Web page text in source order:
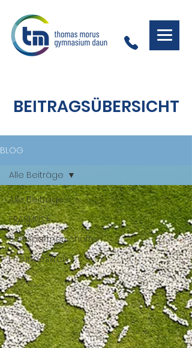
BEITRAGSÜBERSICHT
BLOG
Alle Beiträge
ERASMUS+
Schulpartnerschaften
Freundeskreis
Alle Beiträge